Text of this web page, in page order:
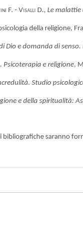
F. - Visalli D.,Le
della religione,
Dio e domanda di
Psicoterapia e religione,
Studio
e della spiritualità:
saranno